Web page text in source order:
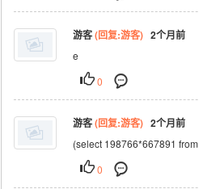
游客(回复:游客)2个月前
e
0
游客(回复:游客)2个月前
(select 198766*667891
0